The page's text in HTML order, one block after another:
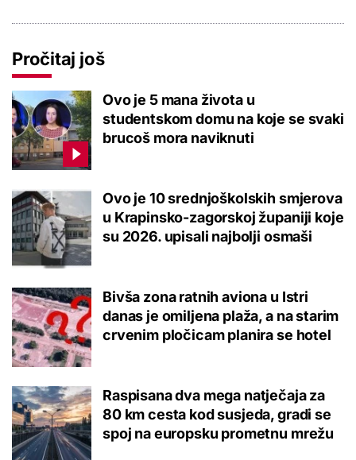
Pročitaj još
Ovo je 5 mana života u
studentskom domu na koje se svaki
brucoš mora naviknuti
Ovo je 10 srednjoškolskih smjerova
u Krapinsko-zagorskoj županiji koje
su 2026. upisali najbolji osmaši
Bivša zona ratnih aviona u Istri
danas je omiljena plaža, a na starim
crvenim pločicam planira se hotel
Raspisana dva mega natječaja za
80 km cesta kod susjeda, gradi se
spoj na europsku prometnu mrežu